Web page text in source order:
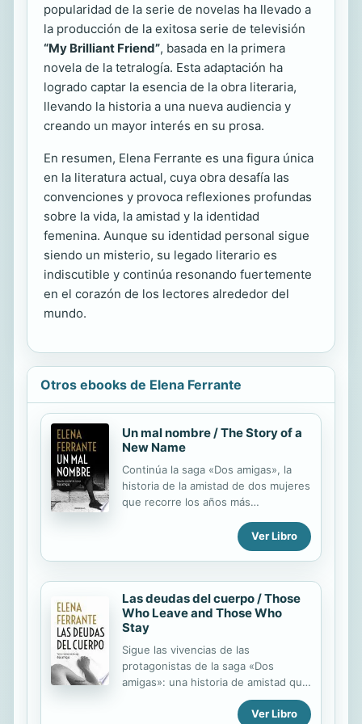
popularidad de la serie de novelas ha llevado a
la producción de la exitosa serie de televisión
“My Brilliant Friend”, basada en la primera
novela de la tetralogía. Esta adaptación ha
logrado captar la esencia de la obra literaria,
llevando la historia a una nueva audiencia y
creando un mayor interés en su prosa.
En resumen, Elena Ferrante es una figura única
en la literatura actual, cuya obra desafía las
convenciones y provoca reflexiones profundas
sobre la vida, la amistad y la identidad
femenina. Aunque su identidad personal sigue
siendo un misterio, su legado literario es
indiscutible y continúa resonando fuertemente
en el corazón de los lectores alrededor del
mundo.
Otros ebooks de Elena Ferrante
Un mal nombre / The Story of a
New Name
Continúa la saga «Dos amigas», la
historia de la amistad de dos mujeres
que recorre los años más
MEMORABLE «Ella me demostró que
yo no había ganado nada,
nuestro no había nada que ganar... y
lo que de verdad valía la pena era
verse de vez en cuando para que el
sonido enloquecido de nuestras
mentes fuera rebotando de la una a
la otra sin parar.» «Ella» es una mujer
hermosa, alocada, y su nombre es
en La amiga estupenda, el primer
Ver Libro
Las deudas del cuerpo / Those
Who Leave and Those Who
Stay
Sigue las vivencias de las
protagonistas de la saga «Dos
amigas»: una historia de amistad que
recorre los años más importantes del
siglo XX. UNA SAGA MEMORABLE
Ver Libro